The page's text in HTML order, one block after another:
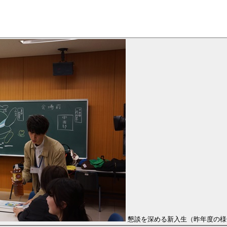
懇談を深める新入生（昨年度の